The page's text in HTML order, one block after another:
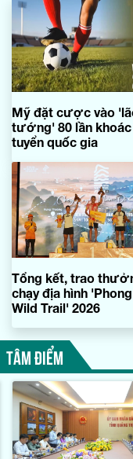
Mỹ đặt cược vào
tướng' 80 lần
tuyển quốc gia
Tổng kết, trao
chạy địa hình
Wild Trail' 2026
TÂM ĐIỂM